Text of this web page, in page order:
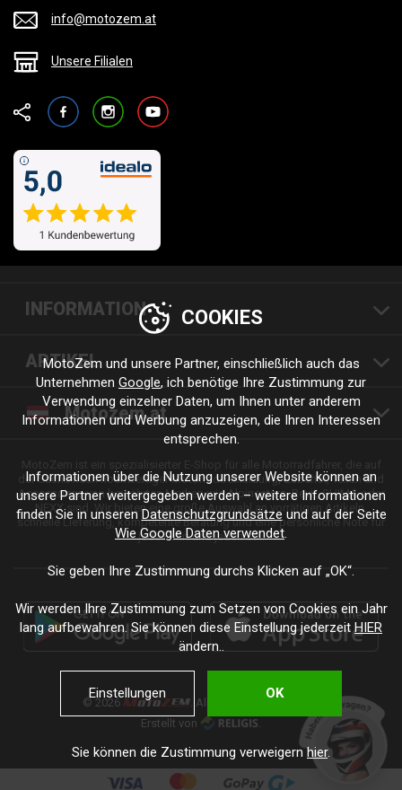
info@motozem.at
Unsere Filialen
FacebookInstagramYouTube
INFORMATION
ARTIKEL
Motozem.at
der Suche nach hochwertiger Motorradbekleidung, Zubehör, Teilen und
Accessoires von bewährten Marken wie Alpinestars, Revit, SHIMA oder
NEXX sind. Wir bieten eine große Auswahl an vorrätigen Artikeln,
schnelle Lieferung, kompetente Beratung und eine persönliche Note für
jede Fahrt und jeden Stil.
© 2026
. Alle Rechte vorbehalten.
Erstellt von
COOKIES
MotoZem und unsere Partner, einschließlich auch das
Unternehmen Google, ich benötige Ihre Zustimmung zur
Verwendung einzelner Daten, um Ihnen unter anderem
Informationen und Werbung anzuzeigen, die Ihren Interessen
entsprechen.
Informationen über die Nutzung unserer Website können an
unsere Partner weitergegeben werden – weitere Informationen
finden Sie in unseren Datenschutzgrundsätze und auf der Seite
Wie Google Daten verwendet.
Sie geben Ihre Zustimmung durchs Klicken auf „OK“.
Wir werden Ihre Zustimmung zum Setzen von Cookies ein Jahr
lang aufbewahren. Sie können diese Einstellung jederzeitHIER
ändern..
Einstellungen OK
Sie können die Zustimmung verweigernhier.